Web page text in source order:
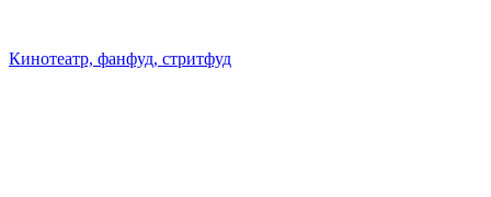
Кинотеатр, фанфуд, стритфуд